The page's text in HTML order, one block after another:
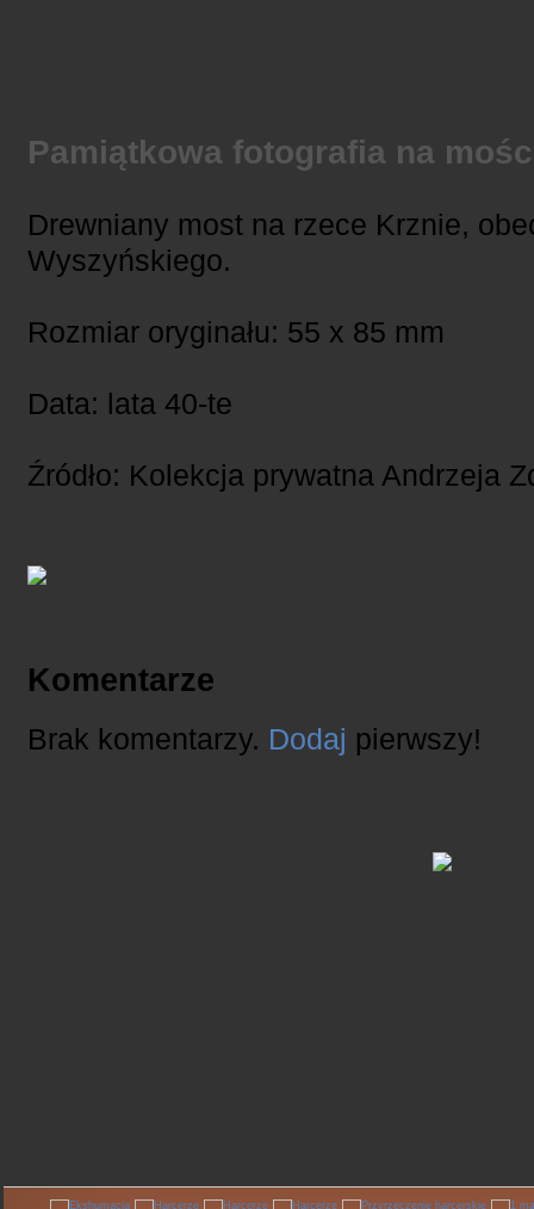
Pamiątkowa fotografia na
Drewniany most na rzece Krznie,
Wyszyńskiego.
Rozmiar oryginału: 55 x 85 mm
Data: lata 40-te
Źródło: Kolekcja prywatna Andrzeja
Komentarze
Brak komentarzy. Dodaj pierwszy!